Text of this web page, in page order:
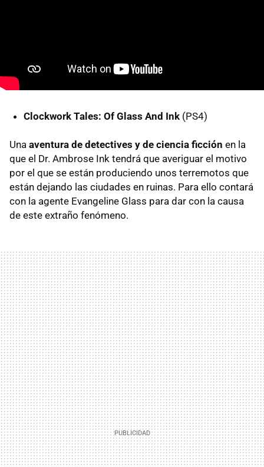
Clockwork Tales: Of Glass And Ink (PS4)
Una aventura de detectives y de ciencia ficción en la
que el Dr. Ambrose Ink tendrá que averiguar el motivo
por el que se están produciendo unos terremotos que
están dejando las ciudades en ruinas. Para ello contará
con la agente Evangeline Glass para dar con la causa
de este extraño fenómeno.